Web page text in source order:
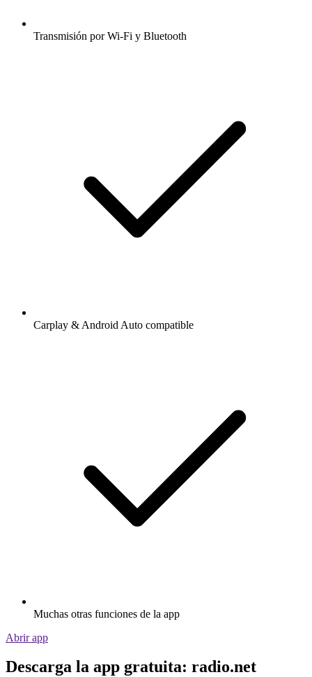
Transmisión por Wi-Fi y Bluetooth
Carplay & Android Auto compatible
Muchas otras funciones de la app
Abrir app
Descarga la app gratuita: radio.net